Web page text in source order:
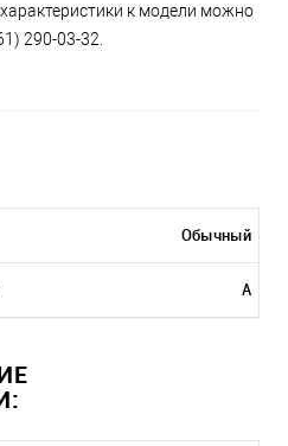
к модели можно
290-03-32.
Обычный
A